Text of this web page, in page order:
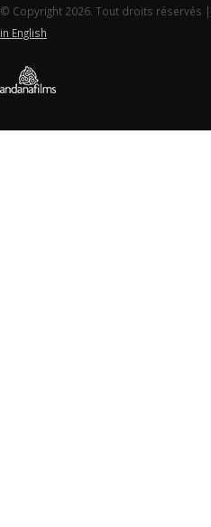
© Copyright 2026. Tout droits réservés |
in English